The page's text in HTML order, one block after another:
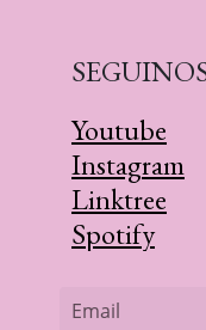
Youtube
Instagram
Linktree
Spotify
Email